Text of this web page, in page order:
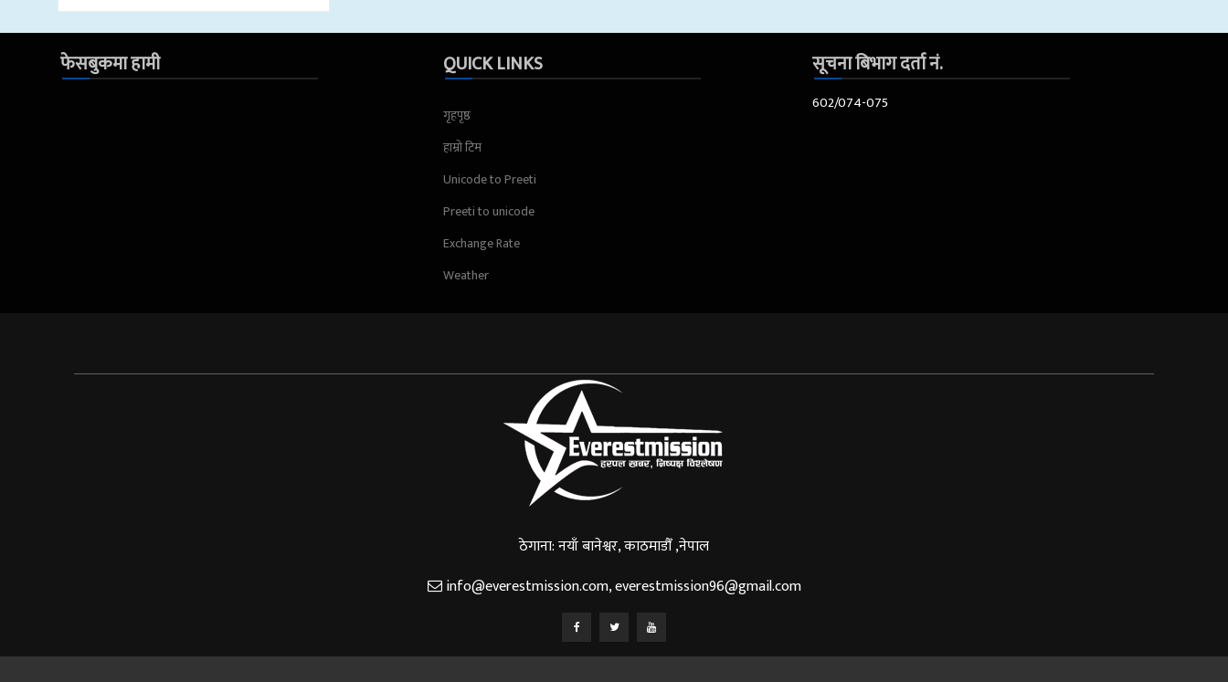
फेसबुकमा हामी QUICK LINKS
गृहपृष्ठ
हाम्रो टिम
Unicode to Preeti
Preeti to unicode
Exchange Rate
Weather
सूचना बिभाग दर्ता नं.
602/074-075
ठेगाना: नयाँ बानेश्वर, काठमाडौँ ,नेपाल
info@everestmission.com,everestmission96@gmail.com